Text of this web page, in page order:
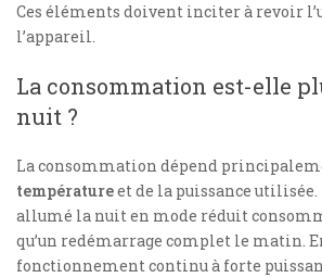
Ces éléments doivent inciter à revoir
l’appareil.
La consommation est-elle
nuit ?
La consommation dépend
températureet de la puissance
allumé la nuit en mode réduit
qu’un redémarrage complet le matin.
fonctionnement continu à forte